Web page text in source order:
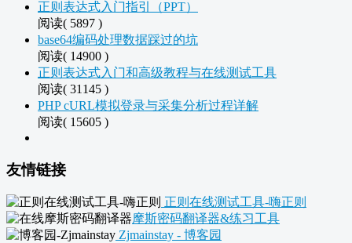
正则表达式入门指引（PPT）
阅读( 5897 )
base64编码处理数据踩过的坑
阅读( 14900 )
正则表达式入门和高级教程与在线测试工具
阅读( 31145 )
PHP cURL模拟登录与采集分析过程详解
阅读( 15605 )
友情链接
正则在线测试工具-嗨正则
摩斯密码翻译器&练习工具
Zjmainstay - 博客园